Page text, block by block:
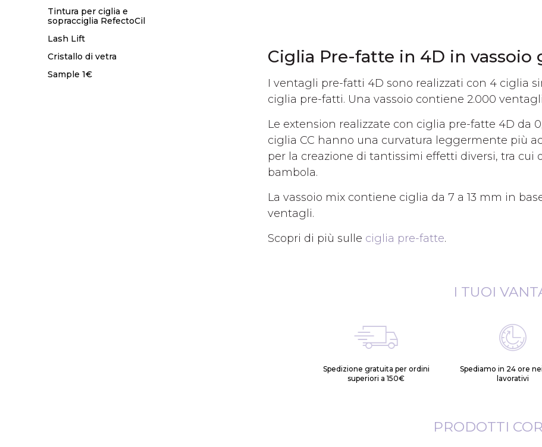
Tintura per ciglia e
sopracciglia RefectoCil
Lash Lift
Cristallo di vetra
Sample 1€
Ciglia Pre-fatte in 4D in vassoio
I ventagli pre-fatti 4D sono realizzati con 4 ciglia
ciglia pre-fatti. Una vassoio contiene 2.000
Le extension realizzate con ciglia pre-fatte 4D da
ciglia CC hanno una curvatura leggermente più
per la creazione di tantissimi effetti diversi, tra
bambola.
La vassoio mix contiene ciglia da 7 a 13 mm in
ventagli.
Scopri di più sulle ciglia pre-fatte.
I TUOI
Spedizione gratuita per ordini
superiori a 150€
Spediamo in 24 ore
lavorativi
PRODOTTI